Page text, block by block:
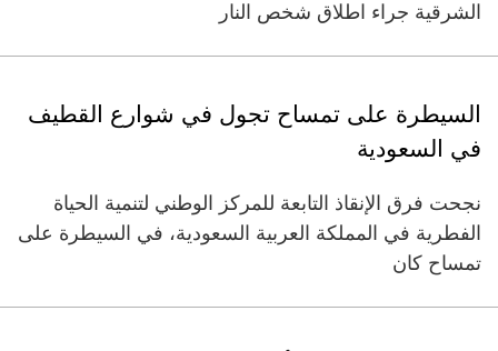
الشرقية جراء اطلاق شخص النار
السيطرة على تمساح تجول في شوارع القطيف
في السعودية
نجحت فرق الإنقاذ التابعة للمركز الوطني لتنمية الحياة
الفطرية في المملكة العربية السعودية، في السيطرة على
تمساح كان